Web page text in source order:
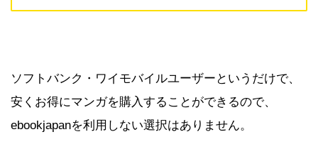
ソフトバンク・ワイモバイルユーザーというだけで、
安くお得にマンガを購入することができるので、
ebookjapanを利用しない選択はありません。